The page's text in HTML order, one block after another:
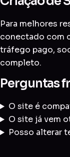
Para melhores
conectado com
tráfego pago,
completo.
Perguntas
O site é
O site já vem
Posso alterar